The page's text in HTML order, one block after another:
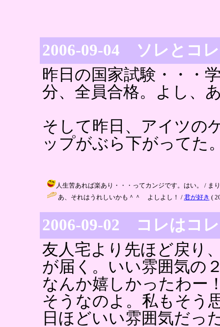
2006-09-04 ソレとコ
昨日の国家試験・・・
分、全員合格。よし、
そして昨日、アイツの
ップがぶら下がってた
人生苦あれば楽あり・・・ってカンジです。はい。 / ま
あ、それはうれしいかも＾＾ よしよし！ / 君が好き (
2006-09-02 コレはコ
友人宅より先ほど戻り
が届く。いい雰囲気の
なんか嬉しかったわー
そうなのよ。私もそう
日ほどいい雰囲気だっ